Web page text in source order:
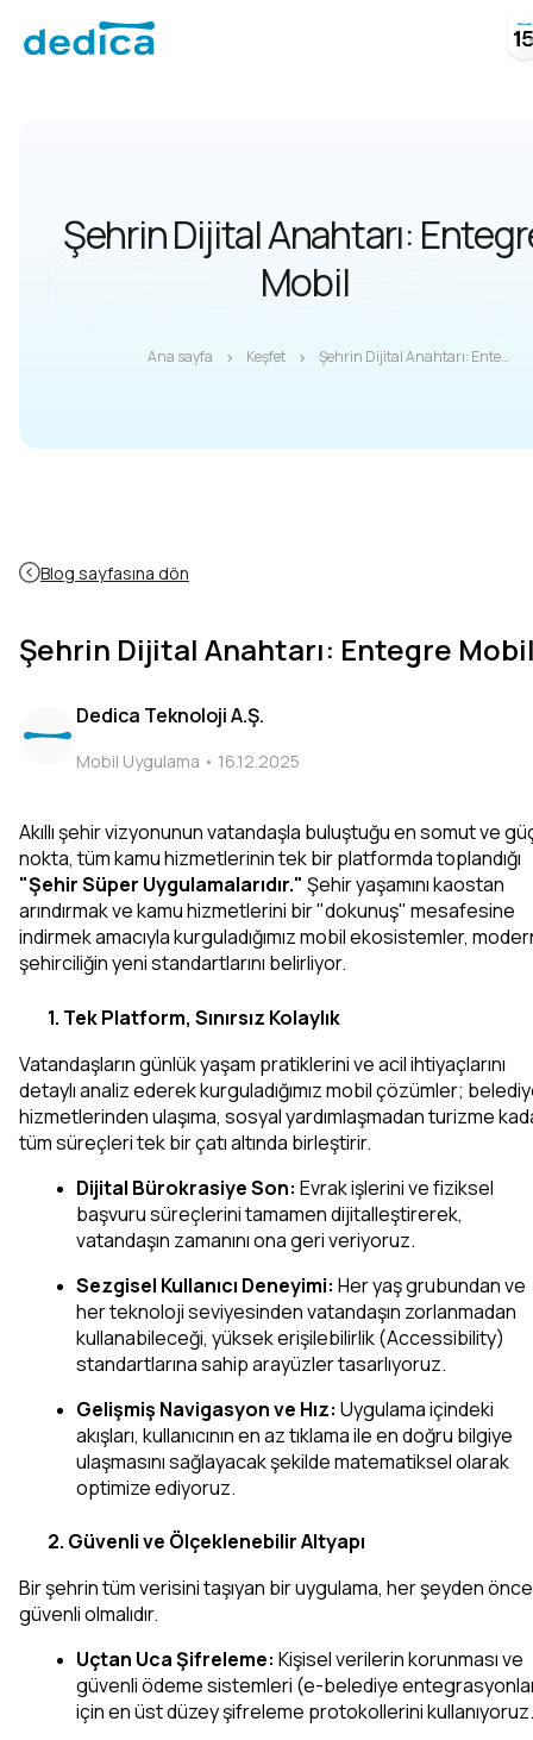
Şehrin Dijital Anahtarı:
Mobil
Ana sayfa Keşfet Şehrin Dijital Anahtarı: Entegre Mobil
Blog sayfasına dön
Şehrin Dijital Anahtarı: Entegre
Dedica Teknoloji A.Ş.
Mobil Uygulama • 16.12.2025
Akıllı şehir vizyonunun vatandaşla buluştuğu en somut ve
"Şehir Süper Uygulamalarıdır." Şehir yaşamını kaostan
arındırmak ve kamu hizmetlerini bir "dokunuş" mesafesine
indirmek amacıyla kurguladığımız mobil ekosistemler,
şehirciliğin yeni standartlarını belirliyor.
1. Tek Platform, Sınırsız Kolaylık
Vatandaşların günlük yaşam pratiklerini ve acil ihtiyaçlarını
detaylı analiz ederek kurguladığımız mobil çözümler;
hizmetlerinden ulaşıma, sosyal yardımlaşmadan turizme
tüm süreçleri tek bir çatı altında birleştirir.
Dijital Bürokrasiye Son: Evrak işlerini ve fiziksel
başvuru süreçlerini tamamen dijitalleştirerek,
vatandaşın zamanını ona geri veriyoruz.
Sezgisel Kullanıcı Deneyimi: Her yaş grubundan ve
her teknoloji seviyesinden vatandaşın zorlanmadan
kullanabileceği, yüksek erişilebilirlik (Accessibility)
standartlarına sahip arayüzler tasarlıyoruz.
Gelişmiş Navigasyon ve Hız: Uygulama içindeki
akışları, kullanıcının en az tıklama ile en doğru bilgiye
ulaşmasını sağlayacak şekilde matematiksel olarak
optimize ediyoruz.
2. Güvenli ve Ölçeklenebilir Altyapı
Bir şehrin tüm verisini taşıyan bir uygulama, her şeyden önce
güvenli olmalıdır.
Uçtan Uca Şifreleme: Kişisel verilerin korunması ve
güvenli ödeme sistemleri (e-belediye
için en üst düzey şifreleme protokollerini kullanıyoruz.